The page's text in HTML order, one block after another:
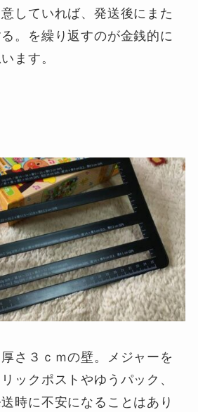
していれば、発送後にまた
。を繰り返すのが金銭的に
ます。
さ３ｃｍの壁。メジャーを
ックポストやゆうパック、
時に不安になることはあり